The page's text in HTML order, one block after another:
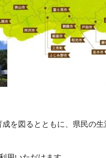
を図るとともに、県民の